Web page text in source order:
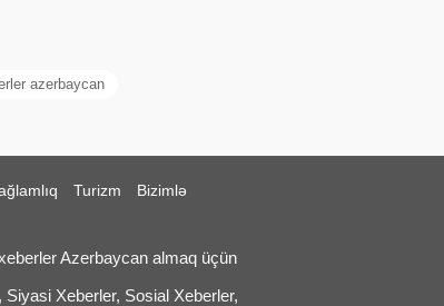
azerbaycan
Turizm
Bizimlə
Azerbaycan almaq üçün
Xeberler, Sosial Xeberler,